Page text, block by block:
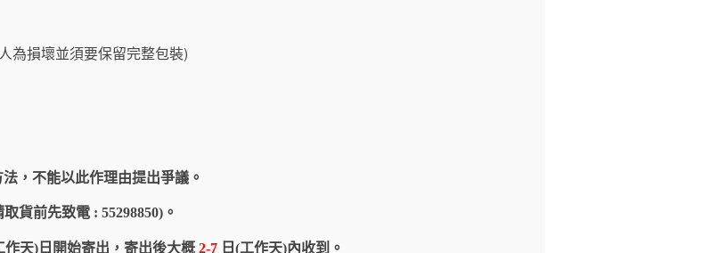
為損壞並須要保留完整包裝)
，不能以此作理由提出爭議。
貨前先致電 : 55298850)。
作天)日開始寄出，寄出後大概 2-7 日(工作天)內收到。